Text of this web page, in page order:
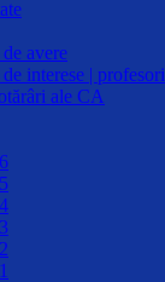
avere
interese | profesori
ale CA